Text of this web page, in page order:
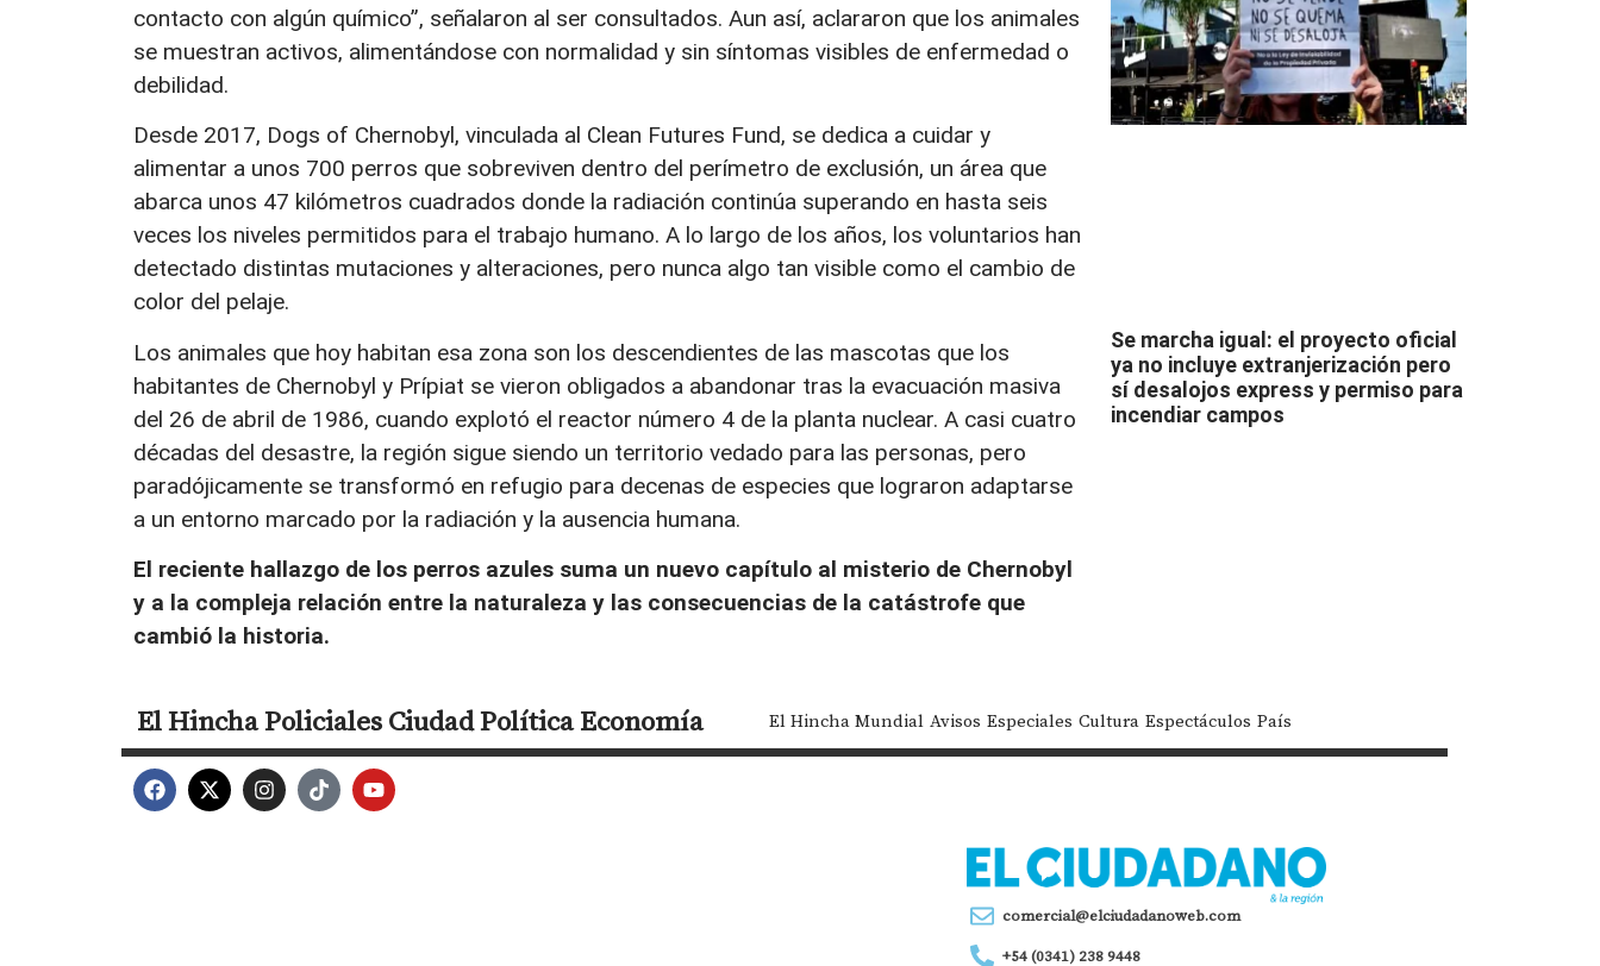
contacto con algún químico”, señalaron al ser consultados. Aun así, aclararon que los animales
se muestran activos, alimentándose con normalidad y sin síntomas visibles de enfermedad o
debilidad.
Desde 2017, Dogs of Chernobyl, vinculada al Clean Futures Fund, se dedica a cuidar y
alimentar a unos 700 perros que sobreviven dentro del perímetro de exclusión, un área que
abarca unos 47 kilómetros cuadrados donde la radiación continúa superando en hasta seis
veces los niveles permitidos para el trabajo humano. A lo largo de los años, los voluntarios han
detectado distintas mutaciones y alteraciones, pero nunca algo tan visible como el cambio de
color del pelaje.
Los animales que hoy habitan esa zona son los descendientes de las mascotas que los
habitantes de Chernobyl y Prípiat se vieron obligados a abandonar tras la evacuación masiva
del 26 de abril de 1986, cuando explotó el reactor número 4 de la planta nuclear. A casi cuatro
décadas del desastre, la región sigue siendo un territorio vedado para las personas, pero
paradójicamente se transformó en refugio para decenas de especies que lograron adaptarse
a un entorno marcado por la radiación y la ausencia humana.
El reciente hallazgo de los perros azules suma un nuevo capítulo al misterio de Chernobyl
y a la compleja relación entre la naturaleza y las consecuencias de la catástrofe que
cambió la historia.
Se marcha igual: el proyecto oficial
ya no incluye extranjerización pero
sí desalojos express y permiso para
incendiar campos
El HinchaPolicialesCiudadPolíticaEconomía El Hincha Mundial Avisos Especiales Cultura Espectáculos País
comercial@elciudadanoweb.com
+54 (0341) 238 9448